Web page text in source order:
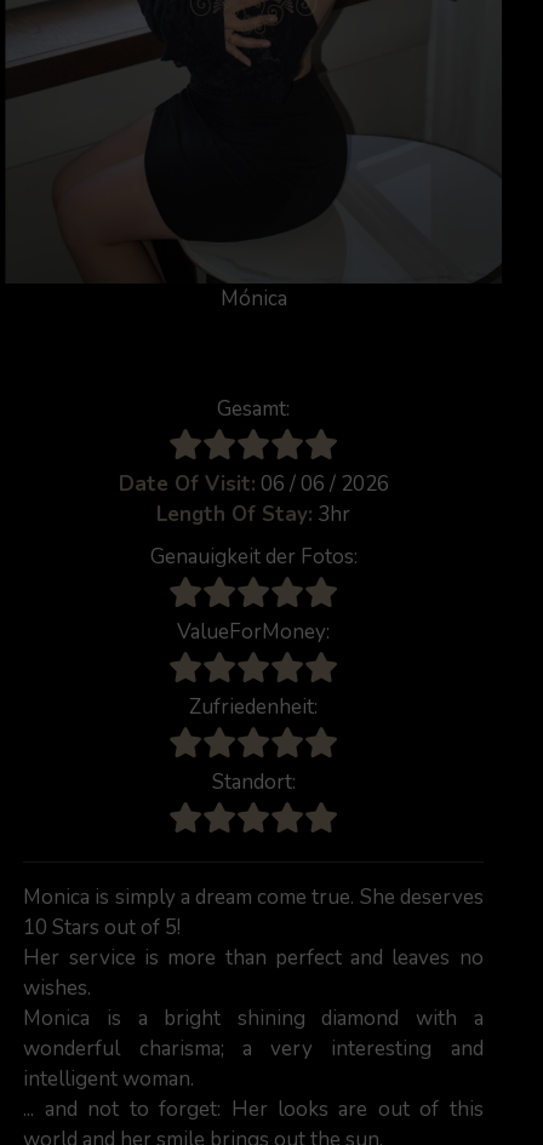
Mónica
Gesamt:
Date Of Visit: 06 / 06 / 2026
Length Of Stay: 3hr
Genauigkeit der Fotos:
ValueForMoney:
Zufriedenheit:
Standort:
Monica is simply a dream come true. She deserves
10 Stars out of 5!
Her service is more than perfect and leaves no
wishes.
Monica is a bright shining diamond with a
wonderful charisma; a very interesting and
intelligent woman.
... and not to forget: Her looks are out of this
world and her smile brings out the sun.